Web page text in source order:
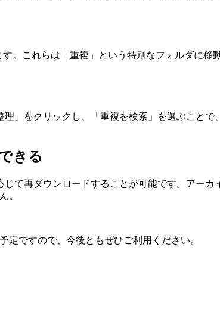
す。これらは「重複」という特別なフォルダに
」をクリックし、「重複を検索」を選ぶこと
きる
て再ダウンロードすることが可能です。アー
。
ですので、今後ともぜひご利用ください。